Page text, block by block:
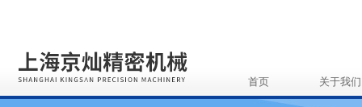
首页 关于我们